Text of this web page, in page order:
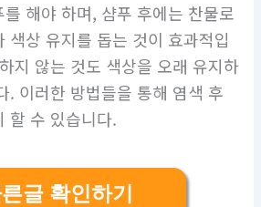
해야 하며, 샴푸 후에는 찬물로
색상 유지를 돕는 것이 효과적입
지 않는 것도 색상을 오래 유지하
. 이러한 방법들을 통해 염색 후
할 수 있습니다.
글 확인하기